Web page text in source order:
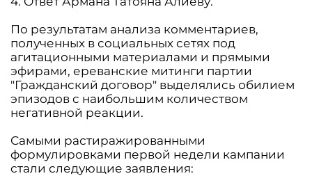
По результатам анализа комментариев,
полученных в социальных сетях под
агитационными материалами и прямыми
эфирами, ереванские митинги партии
"Гражданский договор" выделялись обилием
эпизодов с наибольшим количеством
негативной реакции.
Самыми растиражированными
формулировками первой недели кампании
стали следующие заявления: